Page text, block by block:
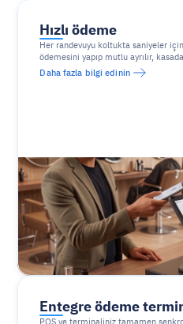
Hızlı ödeme
Her randevuyu koltukta saniyeler
ödemesini yapıp mutlu ayrılır,
Daha fazla bilgi edinin
Entegre ödeme